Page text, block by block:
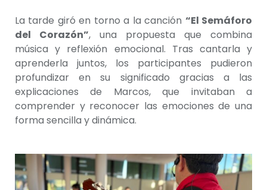
La tarde giró en torno a la canción “El Semáforo
del Corazón”, una propuesta que combina
música y reflexión emocional. Tras cantarla y
aprenderla juntos, los participantes pudieron
profundizar en su significado gracias a las
explicaciones de Marcos, que invitaban a
comprender y reconocer las emociones de una
forma sencilla y dinámica.